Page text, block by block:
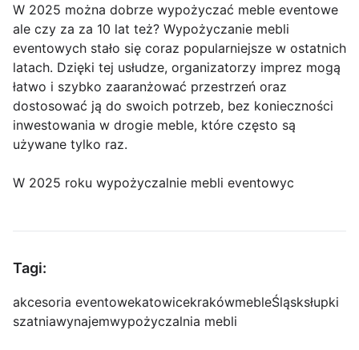
W 2025 można dobrze wypożyczać meble eventowe
ale czy za za 10 lat też? Wypożyczanie mebli
eventowych stało się coraz popularniejsze w ostatnich
latach. Dzięki tej usłudze, organizatorzy imprez mogą
łatwo i szybko zaaranżować przestrzeń oraz
dostosować ją do swoich potrzeb, bez konieczności
inwestowania w drogie meble, które często są
używane tylko raz.
W 2025 roku wypożyczalnie mebli eventowyc
Tagi:
akcesoria eventowekatowicekrakówmebleŚląsksłupki
szatniawynajemwypożyczalnia mebli